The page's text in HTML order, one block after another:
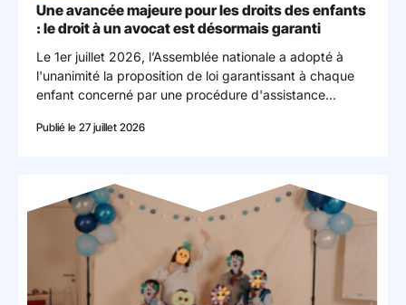
Une avancée majeure pour les droits des enfants
: le droit à un avocat est désormais garanti
Le 1er juillet 2026, l’Assemblée nationale a adopté à
l'unanimité la proposition de loi garantissant à chaque
enfant concerné par une procédure d'assistance
mesure essentielle pour renforcer l'effectivité des droits
Publié le 27 juillet 2026